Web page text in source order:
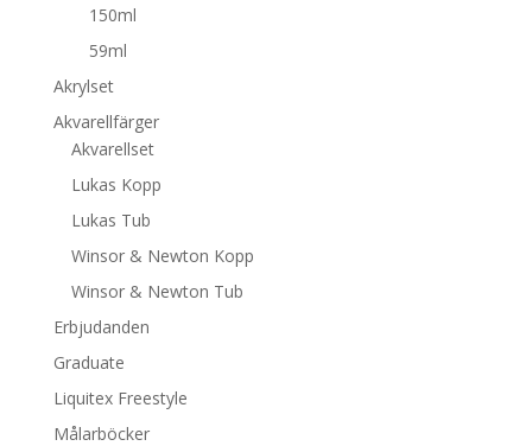
150ml
59ml
Akrylset
Akvarellfärger
Akvarellset
Lukas Kopp
Lukas Tub
Winsor & Newton Kopp
Winsor & Newton Tub
Erbjudanden
Graduate
Liquitex Freestyle
Målarböcker